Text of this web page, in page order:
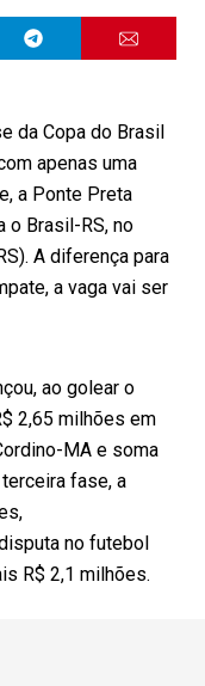
da Copa do Brasil
apenas uma
a Ponte Preta
o Brasil-RS, no
A diferença para
a vaga vai ser
ao golear o
2,65 milhões em
MA e soma
fase, a
no futebol
R$ 2,1 milhões.